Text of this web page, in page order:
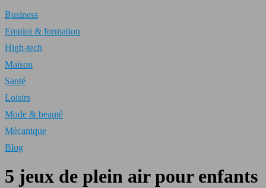
Business
Emploi & formation
High-tech
Maison
Santé
Loisirs
Mode & beauté
Mécanique
Blog
5 jeux de plein air pour enfants